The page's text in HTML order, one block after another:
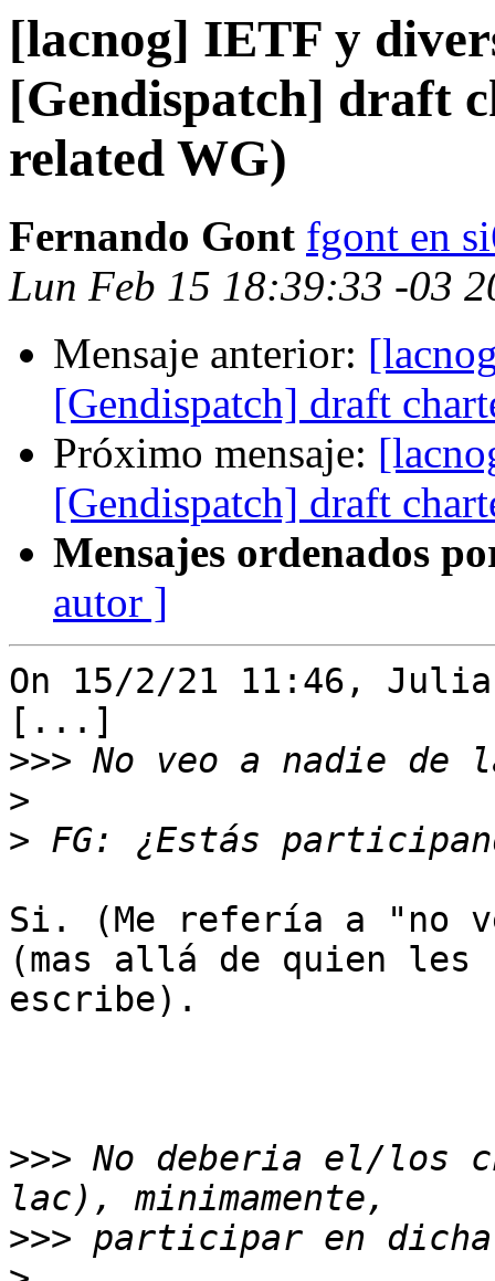
[lacnog] IETF y
[Gendispatch] draft
related WG)
Fernando Gont fgont en
Lun Feb 15 18:39:33 -03
Mensaje anterior:
[Gendispatch] draft
Próximo mensaje:
[Gendispatch] draft
Mensajes ordenados
autor ]
On 15/2/21 11:46,
[...]
>>>
>
>
Si. (Me refería a "no
(mas allá de quien les
escribe).
>>> No deberia el/los
>>>